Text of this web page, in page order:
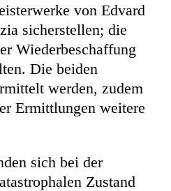
von Edvard
sicherstellen; die
Wiederbeschaffung
Die beiden
werden, zudem
Ermittlungen weitere
sich bei der
Zustand